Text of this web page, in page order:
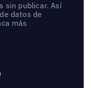
sin publicar. Así
datos de
más